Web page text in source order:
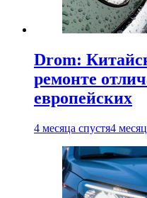
Drom:
ремонте
европейских
4 месяца спустя4